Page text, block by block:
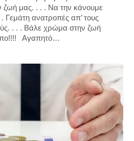
μας. . . . Να την κάνουμε
Γεμάτη ανατροπές απ’ τους
. . . Βάλε χρώμα στην ζωή
Αγαπητό…